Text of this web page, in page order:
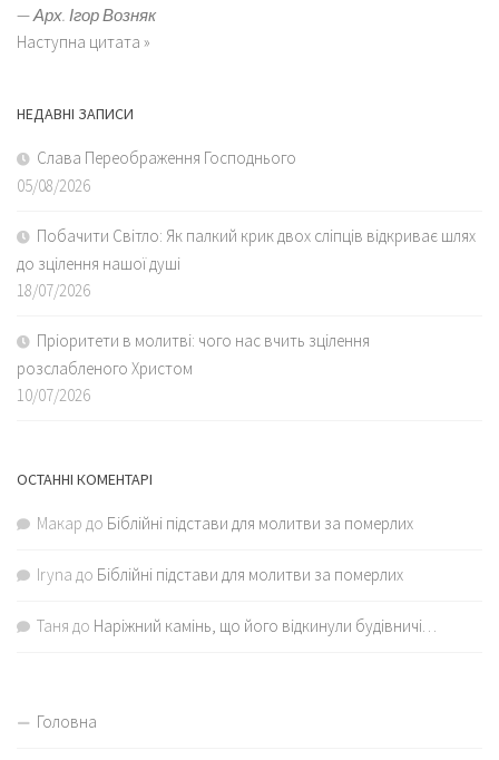
—Арх. Ігор Возняк
Наступна цитата »
НЕДАВНІ ЗАПИСИ
Слава Переображення Господнього
05/08/2026
Побачити Світло: Як палкий крик двох сліпців відкриває шлях
до зцілення нашої душі
18/07/2026
Пріоритети в молитві: чого нас вчить зцілення
розслабленого Христом
10/07/2026
ОСТАННІ КОМЕНТАРІ
Макар до Біблійні підстави для молитви за померлих
Iryna до Біблійні підстави для молитви за померлих
Таня до Наріжний камінь, що його відкинули будівничі…
Головна